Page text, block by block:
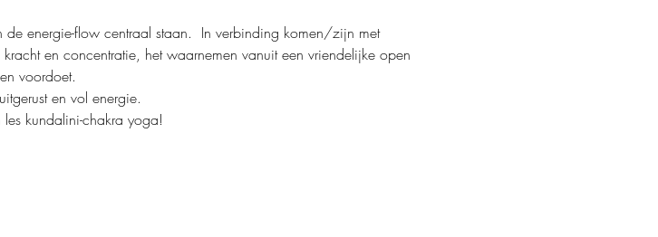
de energie-flow centraal staan.  In verbinding komen/zijn met
en concentratie, het waarnemen vanuit een vriendelijke open
voordoet.
en vol energie.
kundalini-chakra yoga!